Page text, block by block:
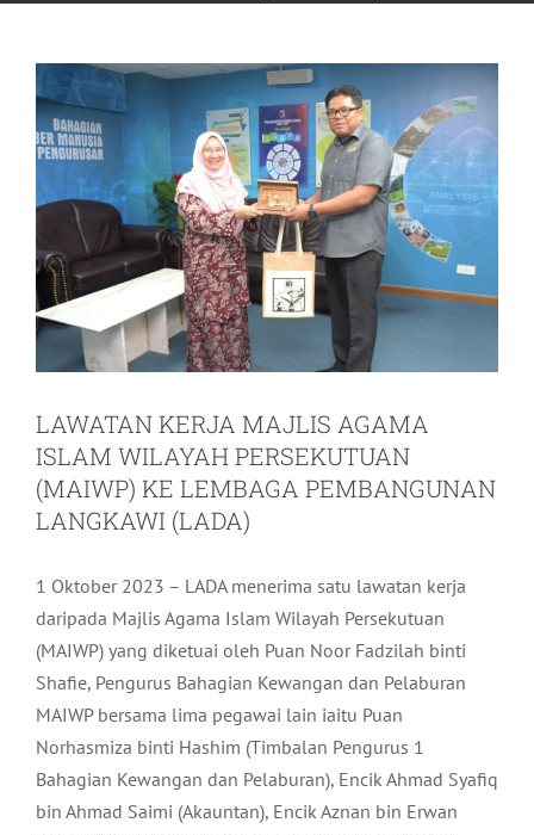
LAWATAN KERJA MAJLIS AGAMA
ISLAM WILAYAH PERSEKUTUAN
(MAIWP) KE LEMBAGA PEMBANGUNAN
LANGKAWI (LADA)
1 Oktober 2023 – LADA menerima satu lawatan kerja
daripada Majlis Agama Islam Wilayah Persekutuan
(MAIWP) yang diketuai oleh Puan Noor Fadzilah binti
Shafie, Pengurus Bahagian Kewangan dan Pelaburan
MAIWP bersama lima pegawai lain iaitu Puan
Norhasmiza binti Hashim (Timbalan Pengurus 1
Bahagian Kewangan dan Pelaburan), Encik Ahmad Syafiq
bin Ahmad Saimi (Akauntan), Encik Aznan bin Erwan